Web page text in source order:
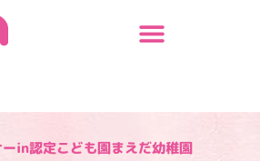
in認定こども園まえだ幼稚園